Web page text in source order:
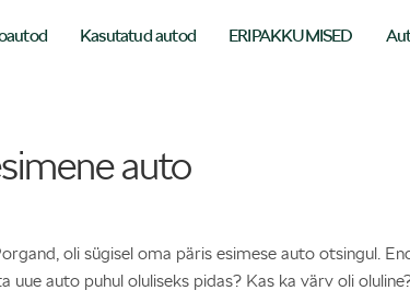
Kasutatud autod ERIPAKKUMISED
auto
oli sügisel oma päris esimese auto otsingul.
auto puhul oluliseks pidas? Kas ka värv oli